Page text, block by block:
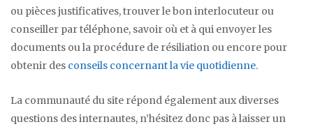
ou pièces justificatives, trouver le bon interlocuteur ou
conseiller par téléphone, savoir où et à qui envoyer les
documents ou la procédure de résiliation ou encore pour
obtenir des conseils concernant la vie quotidienne.
La communauté du site répond également aux diverses
questions des internautes, n’hésitez donc pas à laisser un